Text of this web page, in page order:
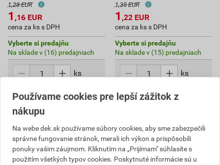
1,28 EUR
1 ,16 EUR
cena za ks s DPH
Vyberte si predajňu
Na sklade v (16) predajniach
ks
Do košíka
1,16 EUR celkom s DPH
1,35 EUR
1 ,22 EUR
cena za ks s DPH
Vyberte si predajňu
Na sklade v (15) predajniach
ks
Do košíka
Používame cookies pre lepší zážitok z
nákupu
Na webe dek.sk používame súbory cookies, aby sme zabezpečili
správne fungovanie stránok, merali ich výkon a prispôsobili
ponuky vašim záujmom. Kliknutím na „Prijímam" súhlasíte s
použitím všetkých typov cookies. Poskytnuté informácie sú u